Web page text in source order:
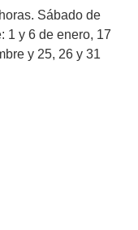
Sábado de
1 y 6 de enero, 17
y 25, 26 y 31